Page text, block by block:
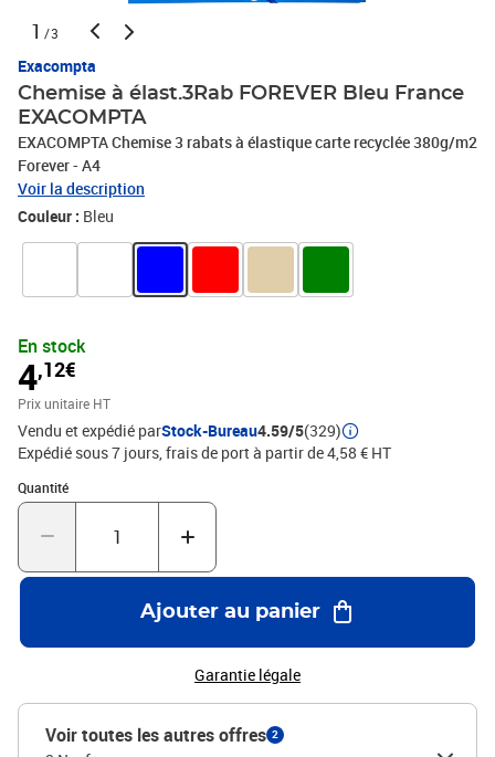
1 /3
Exacompta
Chemise à élast.3Rab FOREVER Bleu France
EXACOMPTA
EXACOMPTA Chemise 3 rabats à élastique carte recyclée 380g/m2
Forever - A4
Voir la description
Couleur : Bleu
En stock
4,12€
Prix unitaire HT
Vendu et expédié parStock-Bureau4.59/5(329)
Expédié sous 7 jours, frais de port à partir de 4,58 € HT
Quantité
Quantité : 1
Ajouter au panier
Garantie légale
Voir toutes les autres offres 2